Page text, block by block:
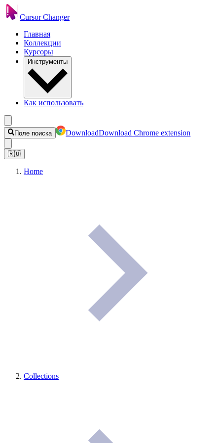
Cursor Changer
Главная
Коллекции
Курсоры
Инструменты
Как использовать
Поле поиска DownloadDownload Chrome extension
🇷🇺
Home
Collections